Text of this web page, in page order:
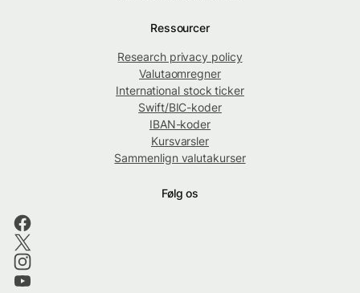
Ressourcer
Research privacy policy
Valutaomregner
International stock ticker
Swift/BIC-koder
IBAN-koder
Kursvarsler
Sammenlign valutakurser
Følg os